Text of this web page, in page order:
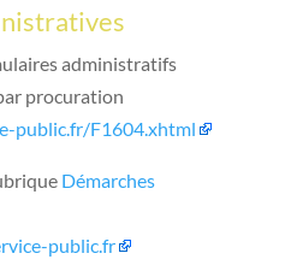
administratifs
procuration
public.fr/F1604.xhtml
Démarches
public.fr